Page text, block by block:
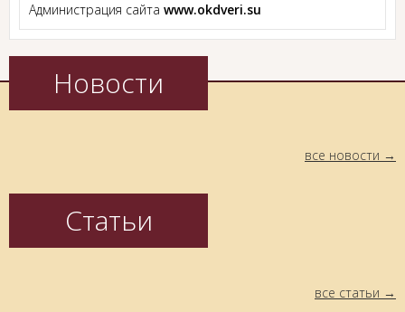
Администрация сайта www.okdveri.su
Новости
все новости
Статьи
все статьи